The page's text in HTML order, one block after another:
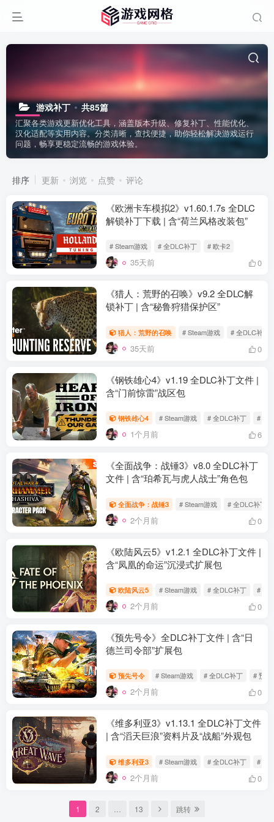
热度
关注
1681热度
关注
869热度
关注
551热度
关注
游戏补丁 共85篇
汇聚各类游戏更新优化工具，涵盖版本升级、修复补丁、性能优化、
汉化适配等实用内容。分类清晰，查找便捷，助你轻松解决游戏运行
问题，畅享更稳定流畅的游戏体验。
排序 更新 浏览 点赞 评论
《欧洲卡车模拟2》v1.60.1.7s 全DLC
解锁补丁下载 | 含“荷兰风格改装包”
# Steam游戏 # 全DLC补丁 # 欧卡2
35天前 0
《猎人：荒野的召唤》v9.2 全DLC解
锁补丁 | 含“秘鲁狩猎保护区”
猎人：荒野的召唤 # Steam游戏 # 全DLC补丁
35天前 0
《钢铁雄心4》v1.19 全DLC补丁文件 |
含“门前惊雷”战区包
钢铁雄心4 # Steam游戏 # 全DLC补丁 # 钢
1个月前 6
《全面战争：战锤3》v8.0 全DLC补丁
文件 | 含“珀希瓦与虎人战士”角色包
全面战争：战锤3 # Steam游戏 # 全DLC补丁
2个月前 0
《欧陆风云5》v1.2.1 全DLC补丁文件 |
含“凤凰的命运”沉浸式扩展包
欧陆风云5 # Steam游戏 # 全DLC补丁 # 欧
2个月前 0
《预先号令》全DLC补丁文件 | 含“日
德兰司令部”扩展包
预先号令 # Steam游戏 # 全DLC补丁 # 预先
2个月前 0
《维多利亚3》v1.13.1 全DLC补丁文件
| 含“滔天巨浪”资料片及“战船”外观包
维多利亚3 # Steam游戏 # 全DLC补丁 # 维
2个月前 0
1 2 13 跳转